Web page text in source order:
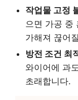
작업물 고정
으면 가공 중
가해져 끊어
방전 조건 최
와이어에 과
초래합니다.